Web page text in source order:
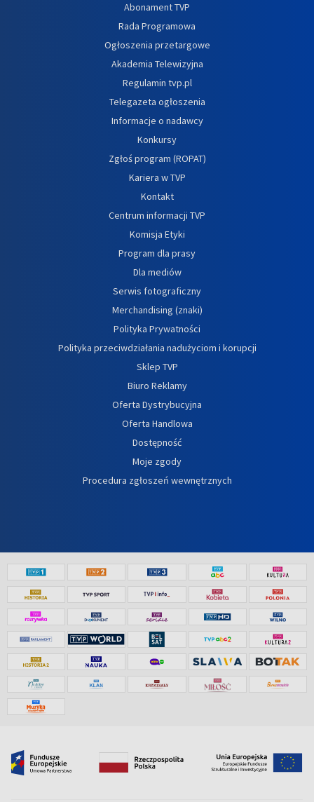
Abonament TVP
Rada Programowa
Ogłoszenia przetargowe
Akademia Telewizyjna
Regulamin tvp.pl
Telegazeta ogłoszenia
Informacje o nadawcy
Konkursy
Zgłoś program (ROPAT)
Kariera w TVP
Kontakt
Centrum informacji TVP
Komisja Etyki
Program dla prasy
Dla mediów
Serwis fotograficzny
Merchandising (znaki)
Polityka Prywatności
Polityka przeciwdziałania nadużyciom i korupcji
Sklep TVP
Biuro Reklamy
Oferta Dystrybucyjna
Oferta Handlowa
Dostępność
Moje zgody
Procedura zgłoszeń wewnętrznych